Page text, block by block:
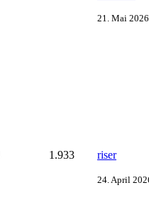
21. Mai
1.933 riser
24. April